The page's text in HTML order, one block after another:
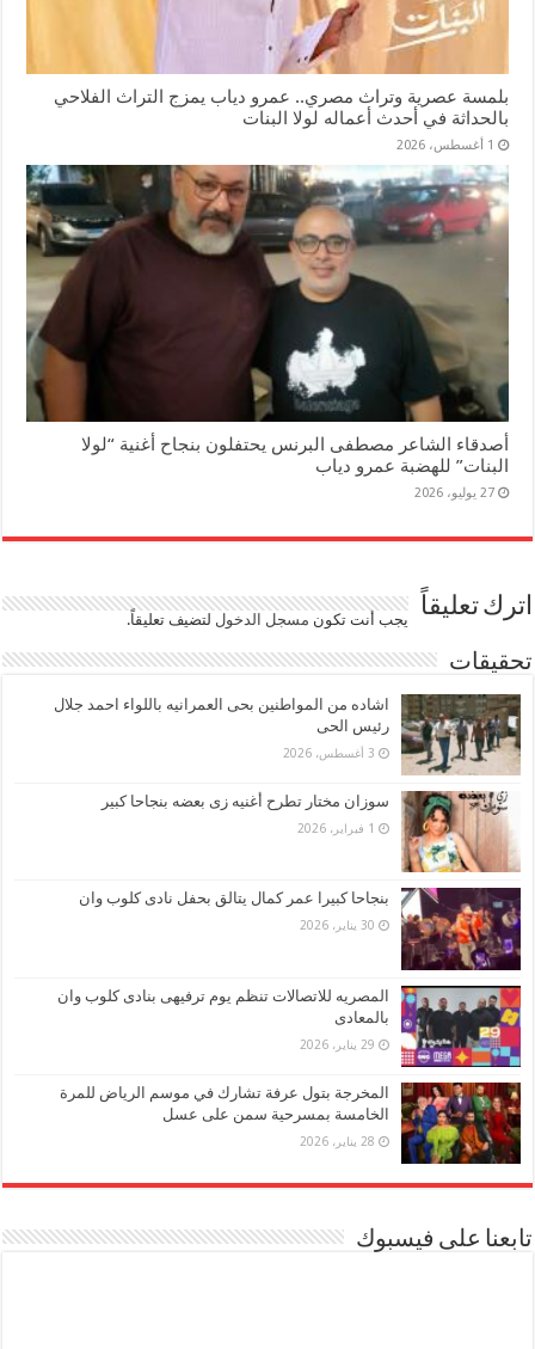
بلمسة عصرية وتراث مصري.. عمرو دياب يمزج التراث الفلاحي
بالحداثة في أحدث أعماله لولا البنات
1 أغسطس، 2026
أصدقاء الشاعر مصطفى البرنس يحتفلون بنجاح أغنية “لولا
البنات” للهضبة عمرو دياب
27 يوليو، 2026
اترك تعليقاً يجب أنت تكون مسجل الدخول لتضيف تعليقاً.
تحقيقات
اشاده من المواطنين بحى العمرانيه باللواء احمد جلال
رئيس الحى
3 أغسطس، 2026
سوزان مختار تطرح أغنيه زى بعضه بنجاحا كبير
1 فبراير، 2026
بنجاحا كبيرا عمر كمال يتالق بحفل نادى كلوب وان
30 يناير، 2026
المصريه للاتصالات تنظم يوم ترفيهى بنادى كلوب وان
بالمعادى
29 يناير، 2026
المخرجة بتول عرفة تشارك في موسم الرياض للمرة
الخامسة بمسرحية سمن على عسل
28 يناير، 2026
تابعنا على فيسبوك